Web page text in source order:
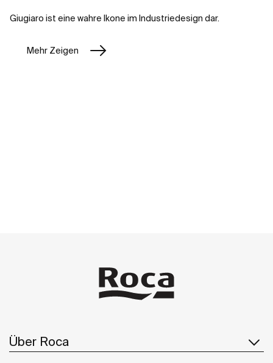
Giugiaro ist eine wahre Ikone im Industriedesign dar.
Mehr Zeigen
Über Roca